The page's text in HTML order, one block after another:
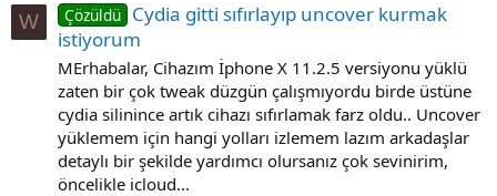
W Çözüldü Cydia gitti sıfırlayıp uncover kurmak
istiyorum
MErhabalar, Cihazım İphone X 11.2.5 versiyonu yüklü
zaten bir çok tweak düzgün çalışmıyordu birde üstüne
cydia silinince artık cihazı sıfırlamak farz oldu.. Uncover
yüklemem için hangi yolları izlemem lazım arkadaşlar
detaylı bir şekilde yardımcı olursanız çok sevinirim,
öncelikle icloud...